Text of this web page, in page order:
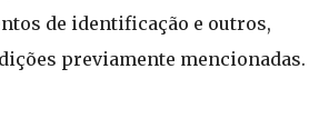
de identificação e outros,
previamente mencionadas.